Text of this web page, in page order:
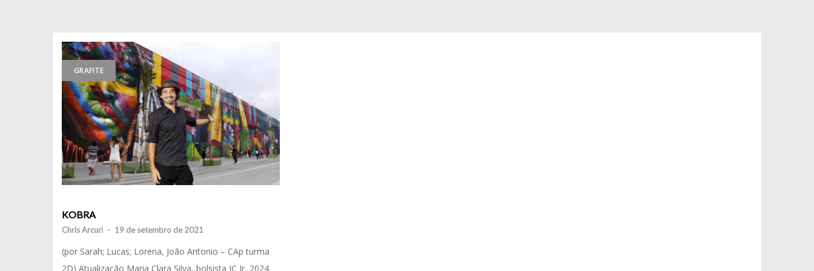
GRAFITE
KOBRA
Chris Arcuri - 19 de setembro de 2021
(por Sarah; Lucas; Lorena, João Antonio – CAp turma
2D) Atualização Maria Clara Silva, bolsista IC Jr, 2024.